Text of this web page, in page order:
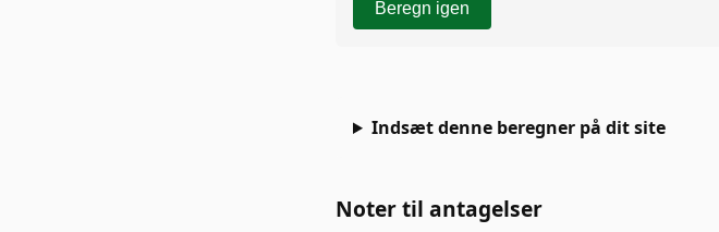
Beregn igen
Indsæt denne beregner på dit site
Noter til antagelser